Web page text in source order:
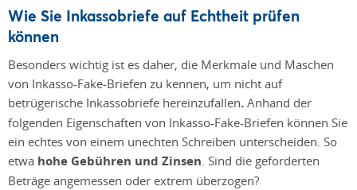
Wie Sie Inkassobriefe auf Echtheit prüfen
können
Besonders wichtig ist es daher, die Merkmale und Maschen
von Inkasso-Fake-Briefen zu kennen, um nicht auf
betrügerische Inkassobriefe hereinzufallen. Anhand der
folgenden Eigenschaften von Inkasso-Fake-Briefen können Sie
ein echtes von einem unechten Schreiben unterscheiden. So
etwa hohe Gebühren und Zinsen. Sind die geforderten
Beträge angemessen oder extrem überzogen?